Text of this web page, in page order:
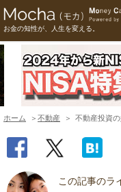
お金の知性が、人生を変える。
ホーム 不動産 不動産投資
この記事のラ